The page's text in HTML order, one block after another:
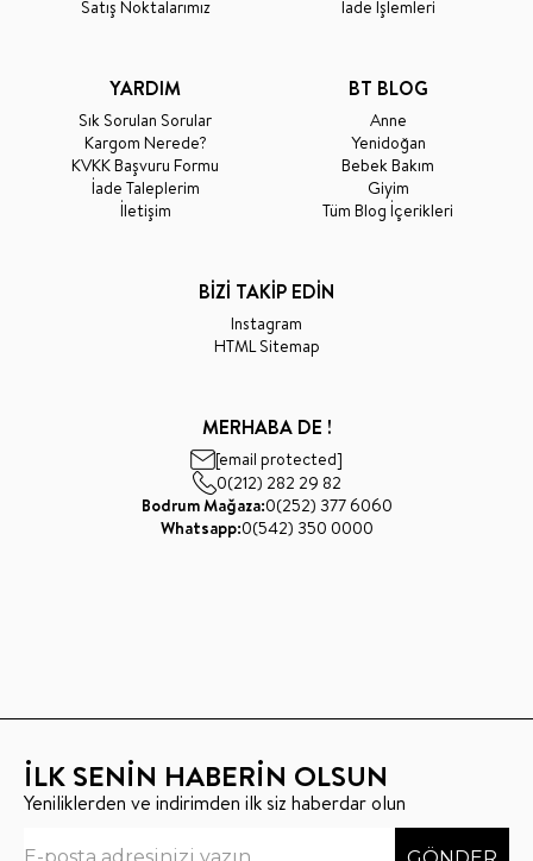
Satış Noktalarımız
İade İşlemleri
YARDIM
Sık Sorulan Sorular
Kargom Nerede?
KVKK Başvuru Formu
İade Taleplerim
İletişim
BT BLOG
Anne
Yenidoğan
Bebek Bakım
Giyim
Tüm Blog İçerikleri
BİZİ TAKİP EDİN
Instagram
HTML Sitemap
MERHABA DE !
[email protected]
0(212) 282 29 82
Bodrum Mağaza:0(252) 377 6060
Whatsapp:0(542) 350 0000
İLK SENİN HABERİN OLSUN
Yeniliklerden ve indirimden ilk siz haberdar olun